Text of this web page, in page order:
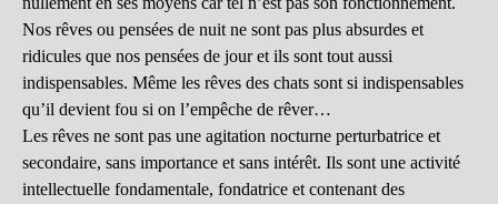
Nos rêves ou pensées de nuit ne sont pas plus absurdes et
ridicules que nos pensées de jour et ils sont tout aussi
indispensables. Même les rêves des chats sont si indispensables
qu’il devient fou si on l’empêche de rêver…
Les rêves ne sont pas une agitation nocturne perturbatrice et
secondaire, sans importance et sans intérêt. Ils sont une activité
intellectuelle fondamentale, fondatrice et contenant des